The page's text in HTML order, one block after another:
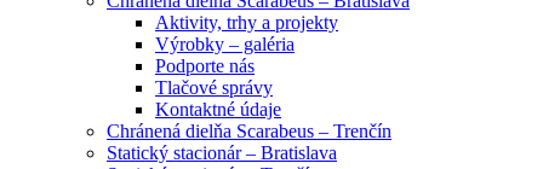
Aktivity, trhy a projekty
Výrobky – galéria
Podporte nás
Tlačové správy
Kontaktné údaje
Chránená dielňa Scarabeus – Trenčín
Statický stacionár – Bratislava